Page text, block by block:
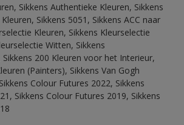
Sikkens Authentieke Kleuren, Sikkens
Sikkens 5051, Sikkens ACC naar
Kleuren, Sikkens Kleurselectie
Witten, Sikkens
200 Kleuren voor het Interieur,
(Painters), Sikkens Van Gogh
Colour Futures 2022, Sikkens
Sikkens Colour Futures 2019, Sikkens